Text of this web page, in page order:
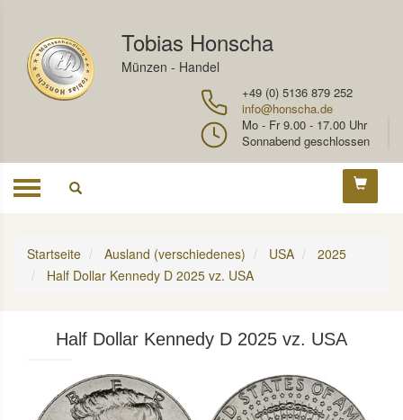
Tobias Honscha
Münzen - Handel
+49 (0) 5136 879 252
info@honscha.de
Mo - Fr 9.00 - 17.00 Uhr
Sonnabend geschlossen
Toggle
Startseite Ausland (verschiedenes) USA
2025
Half Dollar Kennedy D 2025 vz. USA
Half Dollar Kennedy D 2025 vz. USA